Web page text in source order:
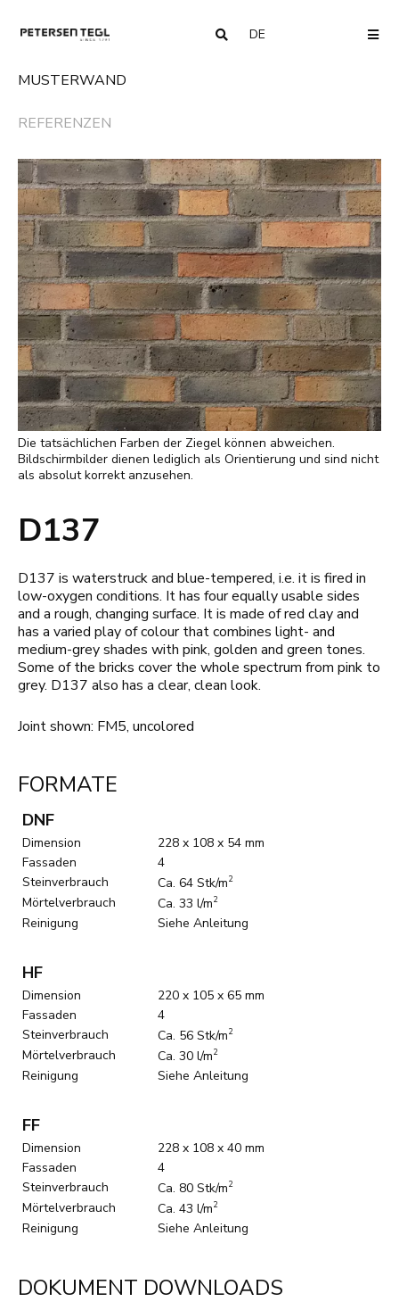
DE
MUSTERWAND
REFERENZEN
Die tatsächlichen Farben der Ziegel können abweichen.
Bildschirmbilder dienen lediglich als Orientierung und sind nicht
als absolut korrekt anzusehen.
D137
D137 is waterstruck and blue-tempered, i.e. it is fired in
low-oxygen conditions. It has four equally usable sides
and a rough, changing surface. It is made of red clay and
has a varied play of colour that combines light- and
medium-grey shades with pink, golden and green tones.
Some of the bricks cover the whole spectrum from pink to
grey. D137 also has a clear, clean look.
Joint shown: FM5, uncolored
FORMATE
DNF
Dimension
228 x 108 x 54 mm
Fassaden
4
Steinverbrauch
Ca. 64 Stk/m2
Mörtelverbrauch Ca. 33 l/m2
Reinigung Siehe Anleitung
HF
Dimension
220 x 105 x 65 mm
Fassaden
4
Steinverbrauch
Ca. 56 Stk/m2
Mörtelverbrauch Ca. 30 l/m2
Reinigung Siehe Anleitung
FF
Dimension
228 x 108 x 40 mm
Fassaden
4
Steinverbrauch
Ca. 80 Stk/m2
Mörtelverbrauch Ca. 43 l/m2
Reinigung Siehe Anleitung
DOKUMENT DOWNLOADS